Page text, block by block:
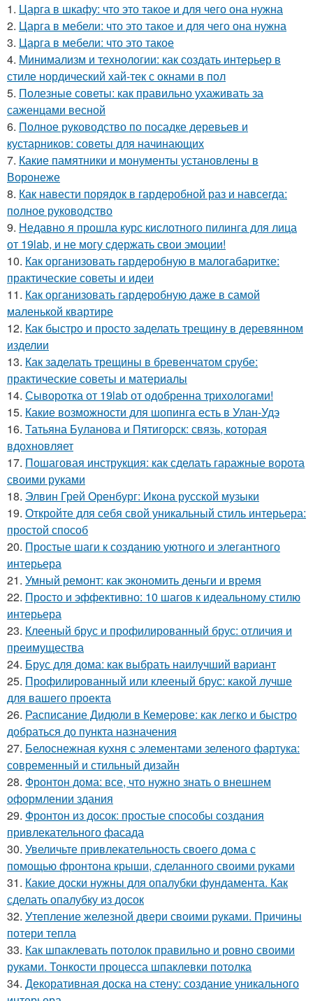
1. Царга в шкафу: что это такое и для чего она нужна
2. Царга в мебели: что это такое и для чего она нужна
3. Царга в мебели: что это такое
4. Минимализм и технологии: как создать интерьер в
стиле нордический хай-тек с окнами в пол
5. Полезные советы: как правильно ухаживать за
саженцами весной
6. Полное руководство по посадке деревьев и
кустарников: советы для начинающих
7. Какие памятники и монументы установлены в
Воронеже
8. Как навести порядок в гардеробной раз и навсегда:
полное руководство
9. Недавно я прошла курс кислотного пилинга для лица
от 19lab, и не могу сдержать свои эмоции!
10. Как организовать гардеробную в малогабаритке:
практические советы и идеи
11. Как организовать гардеробную даже в самой
маленькой квартире
12. Как быстро и просто заделать трещину в деревянном
изделии
13. Как заделать трещины в бревенчатом срубе:
практические советы и материалы
14. Сыворотка от 19lab от одобренна трихологами!
15. Какие возможности для шопинга есть в Улан-Удэ
16. Татьяна Буланова и Пятигорск: связь, которая
вдохновляет
17. Пошаговая инструкция: как сделать гаражные ворота
своими руками
18. Элвин Грей Оренбург: Икона русской музыки
19. Откройте для себя свой уникальный стиль интерьера:
простой способ
20. Простые шаги к созданию уютного и элегантного
интерьера
21. Умный ремонт: как экономить деньги и время
22. Просто и эффективно: 10 шагов к идеальному стилю
интерьера
23. Клееный брус и профилированный брус: отличия и
преимущества
24. Брус для дома: как выбрать наилучший вариант
25. Профилированный или клееный брус: какой лучше
для вашего проекта
26. Расписание Дидюли в Кемерове: как легко и быстро
добраться до пункта назначения
27. Белоснежная кухня с элементами зеленого фартука:
современный и стильный дизайн
28. Фронтон дома: все, что нужно знать о внешнем
оформлении здания
29. Фронтон из досок: простые способы создания
привлекательного фасада
30. Увеличьте привлекательность своего дома с
помощью фронтона крыши, сделанного своими руками
31. Какие доски нужны для опалубки фундамента. Как
сделать опалубку из досок
32. Утепление железной двери своими руками. Причины
потери тепла
33. Как шпаклевать потолок правильно и ровно своими
руками. Тонкости процесса шпаклевки потолка
34. Декоративная доска на стену: создание уникального